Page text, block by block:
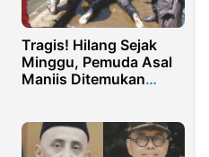
Tragis! Hilang Sejak
Minggu, Pemuda Asal
Maniis Ditemukan